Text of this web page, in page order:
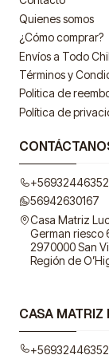
Quienes somos
¿Cómo comprar?
Envíos a Todo
Términos y
Politica de
Política de
+56932446352
56942630167
Casa Matriz
German riesco
2970000 San
Región de
CASA MATRIZ
+56932446352